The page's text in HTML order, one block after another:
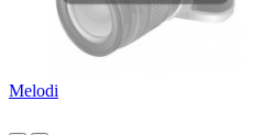
Melodi